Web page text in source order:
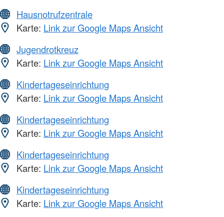
Hausnotrufzentrale
Karte: Link zur Google Maps Ansicht
Jugendrotkreuz
Karte: Link zur Google Maps Ansicht
Kindertageseinrichtung
Karte: Link zur Google Maps Ansicht
Kindertageseinrichtung
Karte: Link zur Google Maps Ansicht
Kindertageseinrichtung
Karte: Link zur Google Maps Ansicht
Kindertageseinrichtung
Karte: Link zur Google Maps Ansicht